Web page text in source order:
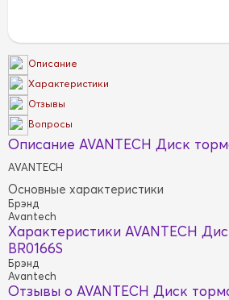
Описание
Характеристики
Отзывы
Вопросы
Описание AVANTECH Диск
AVANTECH
Основные характеристики
Брэнд
Avantech
Характеристики AVANTECH
BR0166S
Брэнд
Avantech
Отзывы о AVANTECH Диск